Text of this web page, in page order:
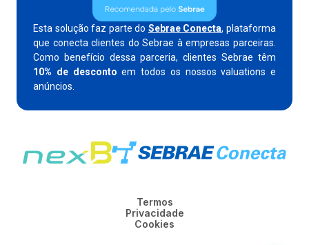
Esta solução faz parte do Sebrae Conecta, plataforma
que conecta clientes do Sebrae à empresas parceiras.
Como benefício dessa parceria, clientes Sebrae têm
10% de desconto em todos os nossos valuations e
anúncios.
Termos
Privacidade
Cookies